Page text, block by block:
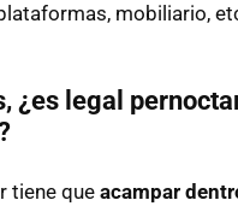
mobiliario,
¿es legal
tiene que acampar